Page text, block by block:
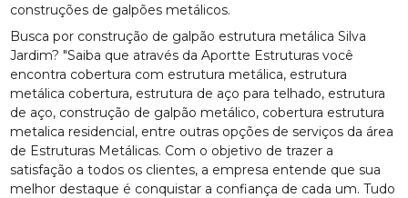
construções de galpões metálicos.
Busca por construção de galpão estrutura metálica Silva
Jardim? "Saiba que através da Aportte Estruturas você
encontra cobertura com estrutura metálica, estrutura
metálica cobertura, estrutura de aço para telhado, estrutura
de aço, construção de galpão metálico, cobertura estrutura
metalica residencial, entre outras opções de serviços da área
de Estruturas Metálicas. Com o objetivo de trazer a
satisfação a todos os clientes, a empresa entende que sua
melhor destaque é conquistar a confiança de cada um. Tudo